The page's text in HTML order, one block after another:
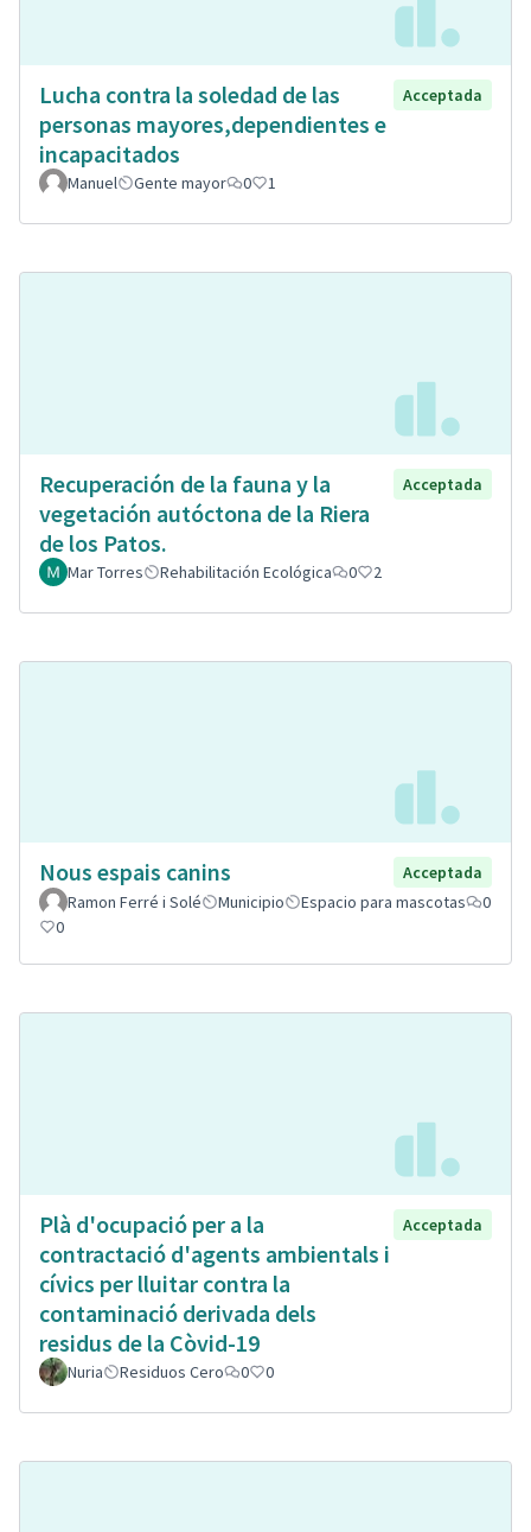
Lucha contra la soledad de las
personas mayores,dependientes e
incapacitados
Acceptada
Manuel Gente mayor 0 1
Recuperación de la fauna y la
vegetación autóctona de la Riera
de los Patos.
Acceptada
Mar Torres Rehabilitación Ecológica 0 2
Nous espais canins
Acceptada
Ramon Ferré i Solé
Municipio Espacio para mascotas
0
0
Plà d'ocupació per a la
contractació d'agents ambientals i
cívics per lluitar contra la
contaminació derivada dels
residus de la Còvid-19
Acceptada
Nuria Residuos Cero 0 0